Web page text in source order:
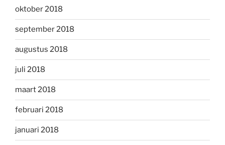
oktober 2018
september 2018
augustus 2018
juli 2018
maart 2018
februari 2018
januari 2018